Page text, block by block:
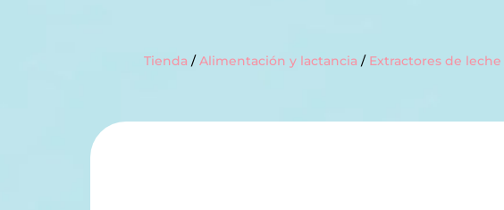
Tienda /Alimentación y lactancia / Extractores de leche